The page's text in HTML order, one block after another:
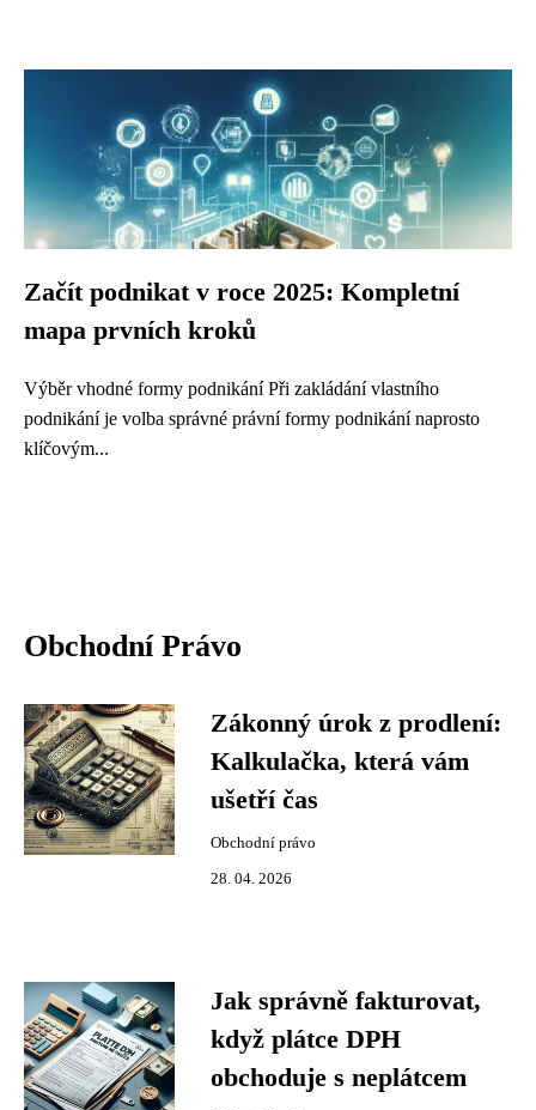
Začít podnikat v roce 2025: Kompletní
mapa prvních kroků
Výběr vhodné formy podnikání Při zakládání vlastního
podnikání je volba správné právní formy podnikání naprosto
klíčovým...
Obchodní Právo
Zákonný úrok z prodlení:
Kalkulačka, která vám
ušetří čas
Obchodní právo
28. 04. 2026
Jak správně fakturovat,
když plátce DPH
obchoduje s neplátcem